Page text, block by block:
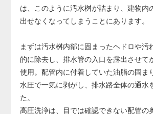
ラーでも貫通できないほど硬化した状態
り、その場合は配管の交換が必要になり
大きくなるため、早めの対応が非常に重
は、このように汚水桝が詰まり、建物内
出せなくなってしまうことにあります。
まずは汚水桝内部に固まったヘドロや汚
的に除去し、排水管の入口を露出させて
使用。配管内に付着していた油脂の固ま
水圧で一気に剥がし、排水路全体の通水
た。
高圧洗浄は、目では確認できない配管の